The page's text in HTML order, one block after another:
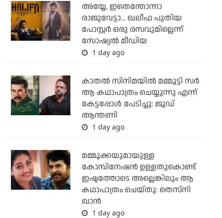
അയ്യേ, ഇതെന്തോന്നാ
രാജുവേട്ടാ... ഖലീഫ പുതിയ
പോസ്റ്റര്‍ ഒരു രസവുമില്ലെന്ന്
സോഷ്യല്‍ മീഡിയ
1 day ago
കാതൽ സിനിമയിൽ മമ്മൂട്ടി സർ
ആ കഥാപാത്രം ചെയ്യുന്നു എന്ന്
കേട്ടപ്പോൾ പേടിച്ചു: ജൂഡ്
ആന്തണി
1 day ago
മമ്മൂക്കയുമായുള്ള
കോമ്പിനേഷൻ ഉള്ളതുകൊണ്ട്
ഇഷ്ടത്തോടെ അല്ലെങ്കിലും ആ
കഥാപാത്രം ചെയ്തു: തെസ്നി
ഖാൻ
1 day ago